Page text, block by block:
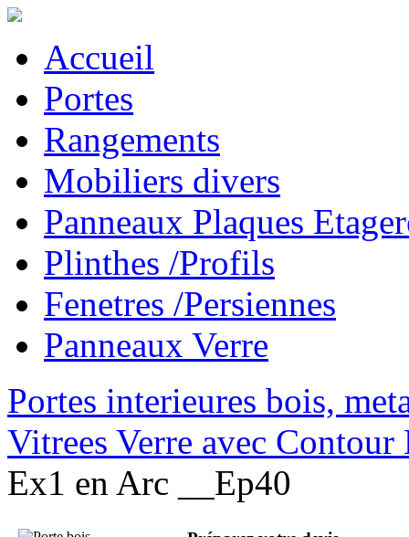
Accueil
Portes
Rangements
Mobiliers divers
Panneaux Plaques
Plinthes /Profils
Fenetres /Persiennes
Panneaux Verre
Portes interieures bois,
Vitrees Verre avec
Ex1 en Arc __Ep40